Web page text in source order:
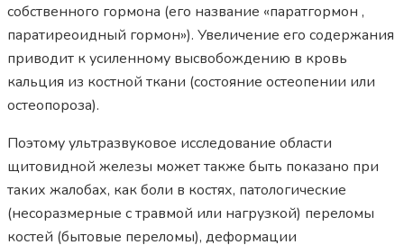
собственного гормона (его название «паратгормон ,
паратиреоидный гормон»). Увеличение его содержания
приводит к усиленному высвобождению в кровь
кальция из костной ткани (состояние остеопении или
остеопороза).
Поэтому ультразвуковое исследование области
щитовидной железы может также быть показано при
таких жалобах, как боли в костях, патологические
(несоразмерные с травмой или нагрузкой) переломы
костей (бытовые переломы), деформации